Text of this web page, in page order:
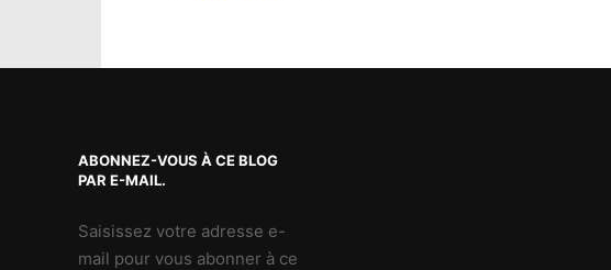
ABONNEZ-VOUS À CE BLOG
PAR E-MAIL.
Saisissez votre adresse e-
mail pour vous abonner à ce